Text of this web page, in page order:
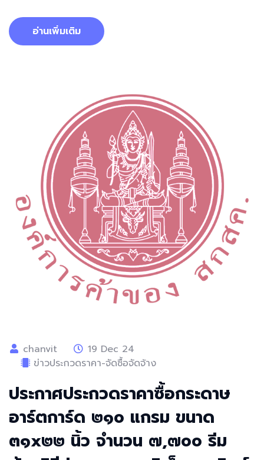
อ่านเพิ่มเติม
chanvit
19 Dec 24
ข่าวประกวดราคา-จัดซื้อจัดจ้าง
ประกาศประกวดราคาซื้อกระดาษ
อาร์ตการ์ด ๒๑๐ แกรม ขนาด
๓๑x๒๒ นิ้ว จำนวน ๗,๗๐๐ รีม